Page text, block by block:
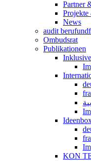
Partner
Projekte
News
audit
Ombudsrat
Publikationen
KON